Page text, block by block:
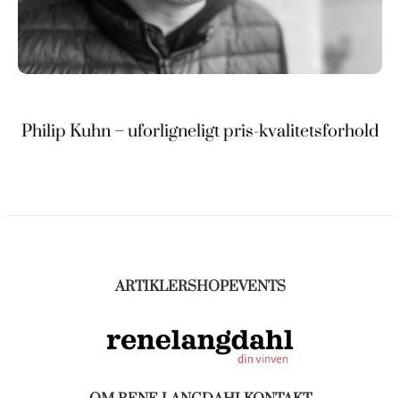
Philip Kuhn – uforligneligt pris-kvalitetsforhold
ARTIKLERSHOPEVENTS